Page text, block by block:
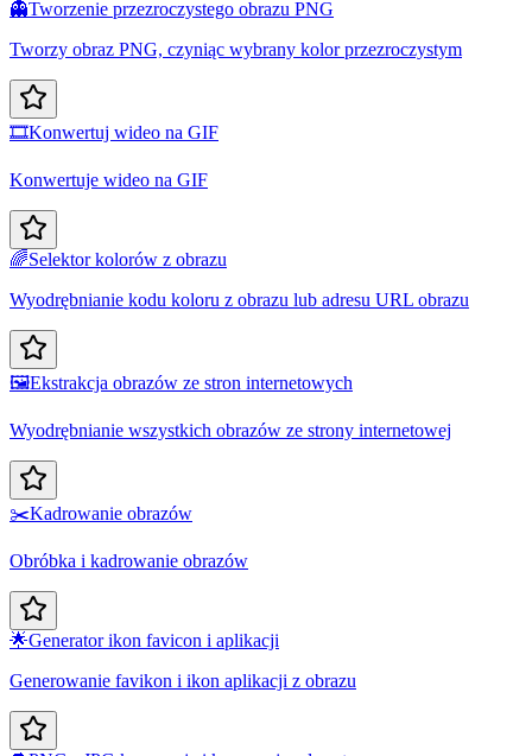
👻Tworzenie przezroczystego obrazu PNG
Tworzy obraz PNG, czyniąc wybrany kolor przezroczystym
🎞️Konwertuj wideo na GIF
Konwertuje wideo na GIF
🌈Selektor kolorów z obrazu
Wyodrębnianie kodu koloru z obrazu lub adresu URL obrazu
🖼️Ekstrakcja obrazów ze stron internetowych
Wyodrębnianie wszystkich obrazów ze strony internetowej
✂️Kadrowanie obrazów
Obróbka i kadrowanie obrazów
🌟Generator ikon favicon i aplikacji
Generowanie favikon i ikon aplikacji z obrazu